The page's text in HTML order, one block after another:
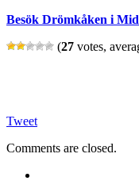
Besök Drömkåken i
(27 votes,
Tweet
Comments are closed.